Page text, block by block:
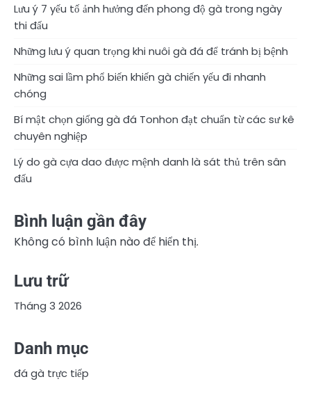
Lưu ý 7 yếu tố ảnh hưởng đến phong độ gà trong ngày
thi đấu
Những lưu ý quan trọng khi nuôi gà đá để tránh bị bệnh
Những sai lầm phổ biến khiến gà chiến yếu đi nhanh
chóng
Bí mật chọn giống gà đá Tonhon đạt chuẩn từ các sư kê
chuyên nghiệp
Lý do gà cựa dao được mệnh danh là sát thủ trên sân
đấu
Bình luận gần đây
Không có bình luận nào để hiển thị.
Lưu trữ
Tháng 3 2026
Danh mục
đá gà trực tiếp